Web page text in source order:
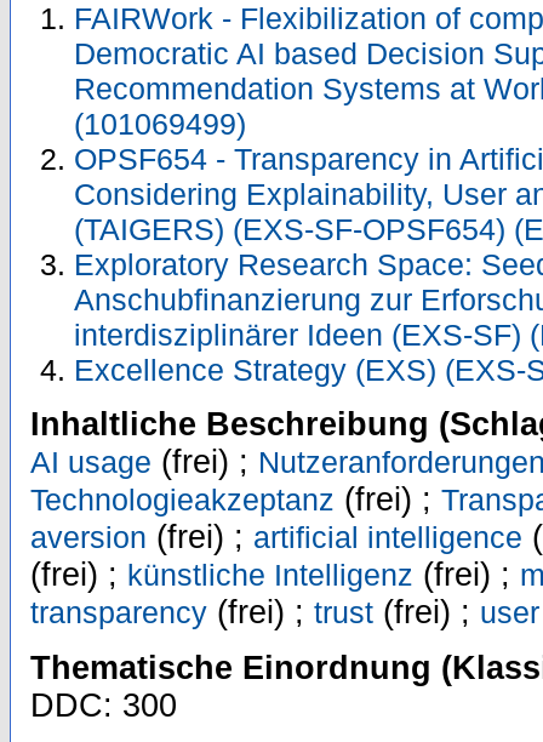
FAIRWork - Flexibilization of
Democratic AI based Decision
Recommendation Systems at
(101069499)
OPSF654 - Transparency in
Considering Explainability, User
(TAIGERS) (EXS-SF-OPSF654)
Exploratory Research Space:
Anschubfinanzierung zur
interdisziplinärer Ideen (EXS-SF)
Excellence Strategy (EXS) (EXS-
Inhaltliche Beschreibung
AI usage (frei) ;
Technologieakzeptanz (frei) ;
aversion (frei) ; artificial intelligence
(frei) ; künstliche Intelligenz (frei) ;
transparency (frei) ; trust (frei) ;
Thematische Einordnung
DDC: 300